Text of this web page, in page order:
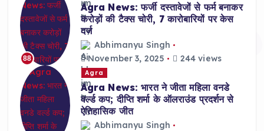
88
Agra News: फर्जी दस्तावेजों से फर्म बनाकर
करोड़ों की टैक्स चोरी, 7 कारोबारियों पर केस
दर्ज
Abhimanyu Singh
November 3, 2025
244 views
Agra
Agra News: भारत ने जीता महिला वनडे
वर्ल्ड कप; दीप्ति शर्मा के ऑलराउंड प्रदर्शन से
ऐतिहासिक जीत
Abhimanyu Singh